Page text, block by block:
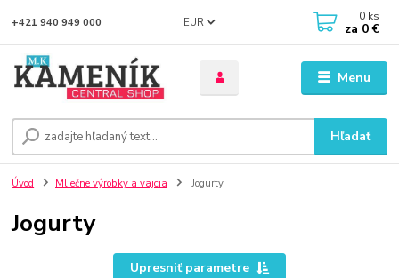
Menu
EUR
Hľadať
+421 940 949 000 0 ks
za 0 €
Úvod Mliečne výrobky a vajcia Jogurty
Jogurty
Upresniť parametre